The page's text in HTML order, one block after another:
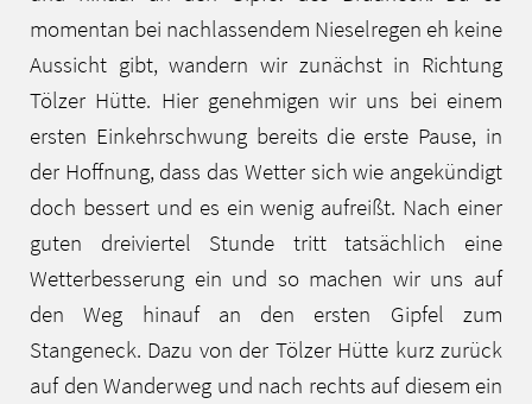
momentan bei nachlassendem Nieselregen eh keine
Aussicht gibt, wandern wir zunächst in Richtung
Tölzer Hütte. Hier genehmigen wir uns bei einem
ersten Einkehrschwung bereits die erste Pause, in
der Hoffnung, dass das Wetter sich wie angekündigt
doch bessert und es ein wenig aufreißt. Nach einer
guten dreiviertel Stunde tritt tatsächlich eine
Wetterbesserung ein und so machen wir uns auf
den Weg hinauf an den ersten Gipfel zum
Stangeneck. Dazu von der Tölzer Hütte kurz zurück
auf den Wanderweg und nach rechts auf diesem ein